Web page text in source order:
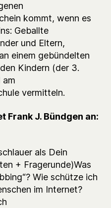
kommt, wenn es
Geballte
und Eltern,
einem gebündelten
Kindern (der 3.
am
vermitteln.
Frank J. Bündgen an:
als Dein
+ Fragerunde)Was
Wie schütze ich
im Internet?